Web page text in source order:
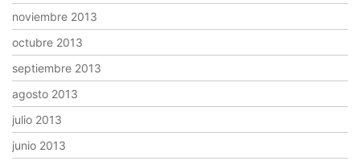
noviembre 2013
octubre 2013
septiembre 2013
agosto 2013
julio 2013
junio 2013